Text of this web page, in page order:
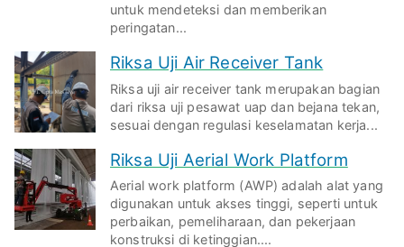
untuk mendeteksi dan memberikan
peringatan...
Riksa Uji Air Receiver Tank
Riksa uji air receiver tank merupakan bagian
dari riksa uji pesawat uap dan bejana tekan,
sesuai dengan regulasi keselamatan kerja...
Riksa Uji Aerial Work Platform
Aerial work platform (AWP) adalah alat yang
digunakan untuk akses tinggi, seperti untuk
perbaikan, pemeliharaan, dan pekerjaan
konstruksi di ketinggian....